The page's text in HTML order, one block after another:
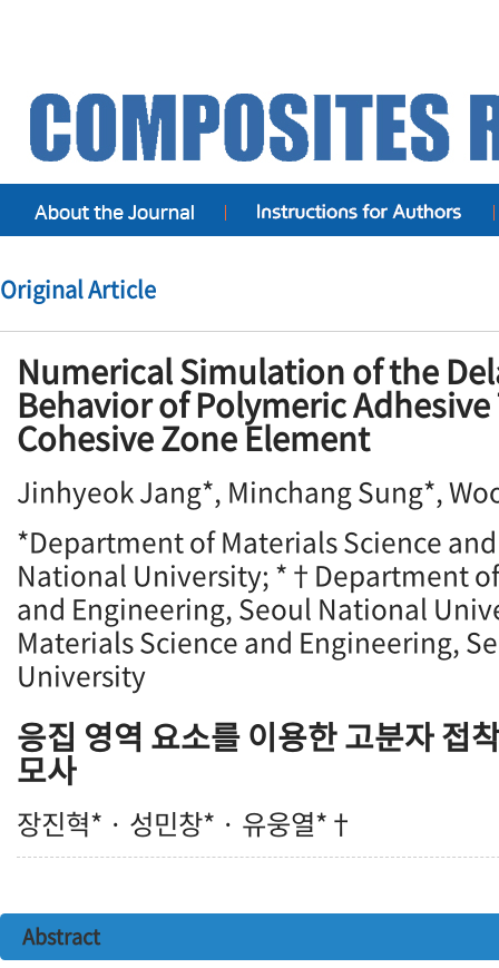
Original Article
Numerical Simulation of the
Behavior of Polymeric Adhesive
Cohesive Zone Element
Jinhyeok Jang*, Minchang Sung*,
*Department of Materials Science
National University; *†Department
and Engineering, Seoul National
Materials Science and Engineering,
University
응집 영역 요소를 이용한 고분자 접
모사
장진혁* · 성민창* · 유웅열*†
Abstract